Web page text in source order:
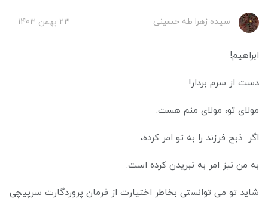
سیده زهرا طه حسینی 23 بهمن 1403
ابراهیم!
دست از سرم بردار!
مولای تو، مولای منم هست.
اگر ذبح فرزند را به تو امر کرده،
به من نیز امر به نبریدن کرده است.
شاید تو می توانستی بخاطر اختیارت از فرمان پروردگارت سرپیچی